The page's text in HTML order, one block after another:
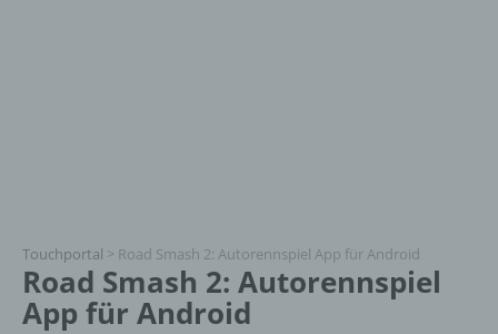
Touchportal > Road Smash 2: Autorennspiel App für Android
Road Smash 2: Autorennspiel
App für Android